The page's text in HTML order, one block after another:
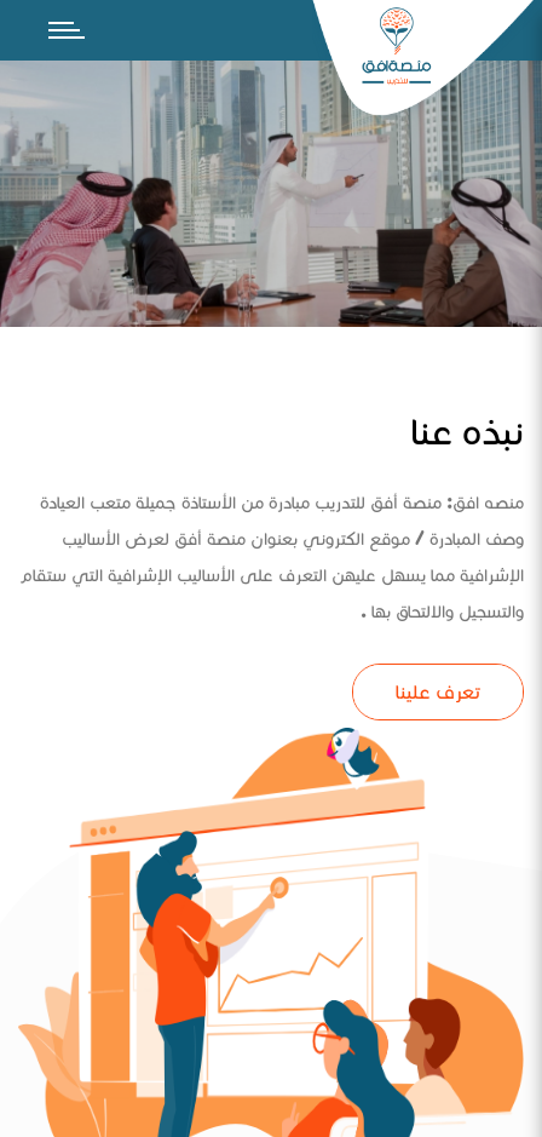
نبذه عنا
منصه افق: منصة أفق للتدريب مبادرة من الأستاذة جميلة متعب العيادة
وصف المبادرة / موقع الكتروني بعنوان منصة أفق لعرض الأساليب
الإشرافية مما يسهل عليهن التعرف على الأساليب الإشرافية التي ستقام
والتسجيل والالتحاق بها .
تعرف علينا